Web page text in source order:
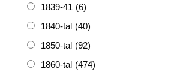
1839-41 (6)
1840-tal (40)
1850-tal (92)
1860-tal (474)